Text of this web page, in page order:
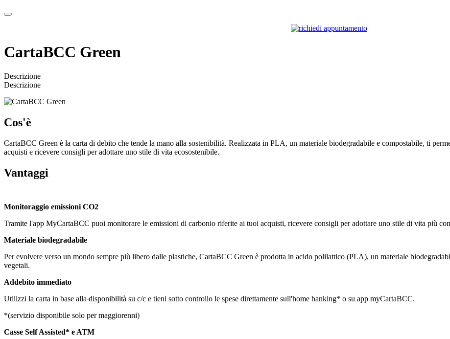
CartaBCC Green
Descrizione
Descrizione
Cos'è
CartaBCC Green è la carta di debito che tende la mano alla sostenibilità. Realizzata in PLA, un materiale biodegradabile e compostabile, ti
acquisti e ricevere consigli per adottare uno stile di vita ecosostenibile.
Vantaggi
Monitoraggio emissioni CO2
Tramite l'app MyCartaBCC puoi monitorare le emissioni di carbonio riferite ai tuoi acquisti, ricevere consigli per adottare uno stile di vita più
Materiale biodegradabile
Per evolvere verso un mondo sempre più libero dalle plastiche, CartaBCC Green è prodotta in acido polilattico (PLA), un materiale
vegetali.
Addebito immediato
Utilizzi la carta in base alla disponibilità su c/c e tieni sotto controllo le spese direttamente sull'home banking* o su app myCartaBCC.
*(servizio disponibile solo per maggiorenni)
Casse Self Assisted* e ATM